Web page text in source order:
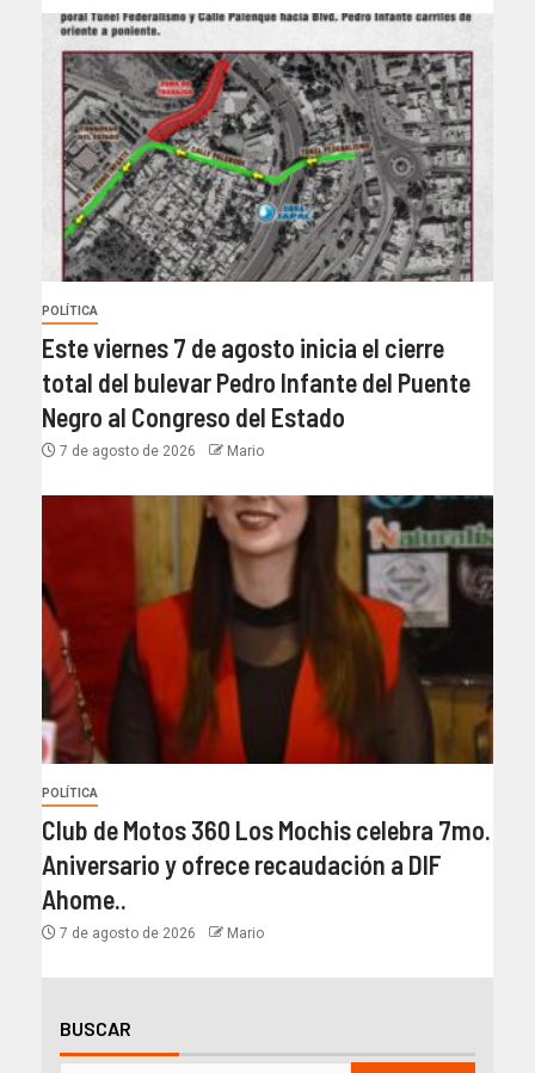
POLÍTICA
Este viernes 7 de agosto inicia el cierre
total del bulevar Pedro Infante del Puente
Negro al Congreso del Estado
7 de agosto de 2026 Mario
POLÍTICA
Club de Motos 360 Los Mochis celebra 7mo.
Aniversario y ofrece recaudación a DIF
Ahome..
7 de agosto de 2026 Mario
BUSCAR